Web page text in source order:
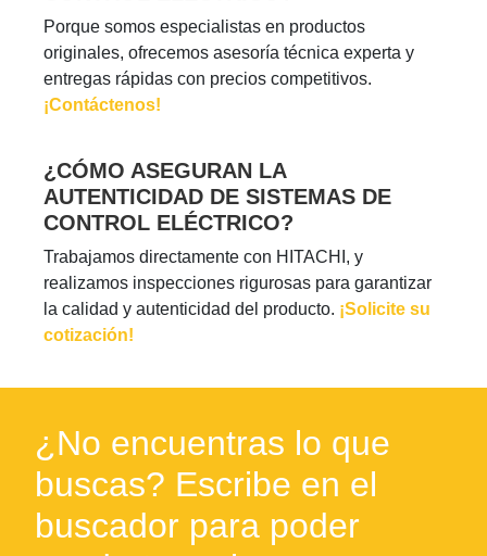
Porque somos especialistas en productos
originales, ofrecemos asesoría técnica experta y
entregas rápidas con precios competitivos.
¡Contáctenos!
¿CÓMO ASEGURAN LA
AUTENTICIDAD DE SISTEMAS DE
CONTROL ELÉCTRICO?
Trabajamos directamente con HITACHI, y
realizamos inspecciones rigurosas para garantizar
la calidad y autenticidad del producto. ¡Solicite su
cotización!
¿No encuentras lo que
buscas? Escribe en el
buscador para poder